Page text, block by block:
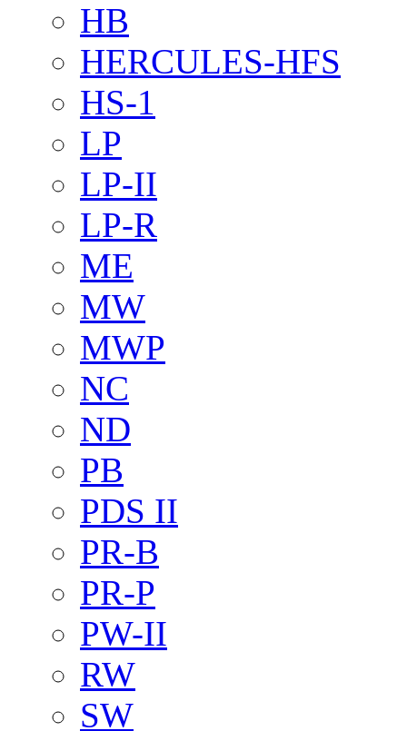
HB
HERCULES-HFS
HS-1
LP
LP-II
LP-R
ME
MW
MWP
NC
ND
PB
PDS II
PR-B
PR-P
PW-II
RW
SW